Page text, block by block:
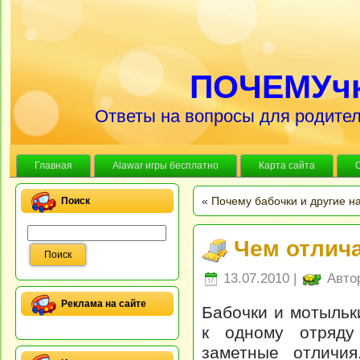
Ответы на вопросы для
Главная Alawar игры бесплатно Карта сайта
Поиск
Реклама на сайте
« Почему бабочки и другие
Чем
13.07.2010 |
Бабочки и
к одному
заметные